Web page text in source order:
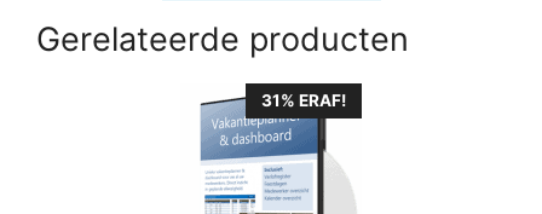
Gerelateerde producten
31% ERAF!